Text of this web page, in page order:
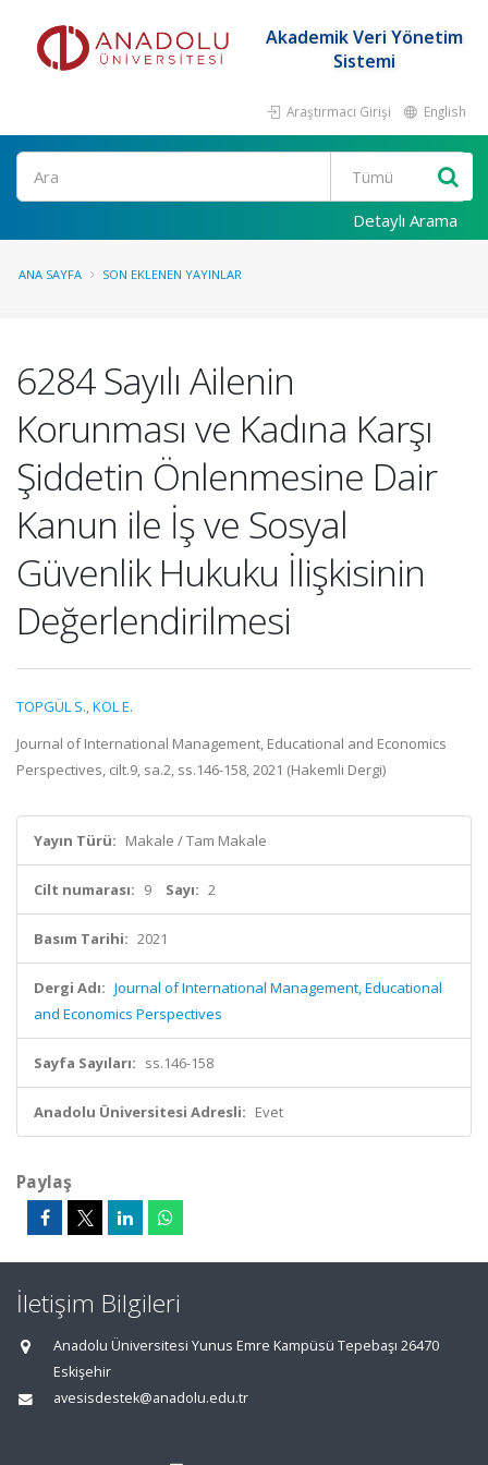
Akademik Veri Yönetim
Sistemi
Araştırmacı Girişi English
Ara
Detaylı Arama
ANA SAYFA SON EKLENEN YAYINLAR
6284 Sayılı Ailenin
Korunması ve Kadına Karşı
Şiddetin Önlenmesine Dair
Kanun ile İş ve Sosyal
Güvenlik Hukuku İlişkisinin
Değerlendirilmesi
TOPGÜL S.,KOL E.
Journal of International Management, Educational and Economics
Perspectives, cilt.9, sa.2, ss.146-158, 2021 (Hakemli Dergi)
Yayın Türü: Makale / Tam Makale
Cilt numarası: 9 Sayı: 2
Basım Tarihi: 2021
Dergi Adı: Journal of International Management, Educational
and Economics Perspectives
Sayfa Sayıları: ss.146-158
Anadolu Üniversitesi Adresli: Evet
Paylaş
İletişim Bilgileri
Anadolu Üniversitesi Yunus Emre Kampüsü Tepebaşı 26470
Eskişehir
avesisdestek@anadolu.edu.tr